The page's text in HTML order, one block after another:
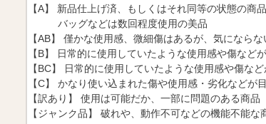
【A】 新品仕上げ済、もしくはそれ同等の状態の商品
バッグなどは数回程度使用の美品
【AB】 僅かな使用感、微細傷はあるが、気になら
【B】 日常的に使用していたような使用感や傷など
【BC】 日常的に使用していたような使用感や傷な
【C】 かなり使い込まれた傷や使用感・劣化などが
【訳あり】 使用は可能だか、一部に問題のある商品
【ジャンク品】 破れや、動作不可などの機能不能